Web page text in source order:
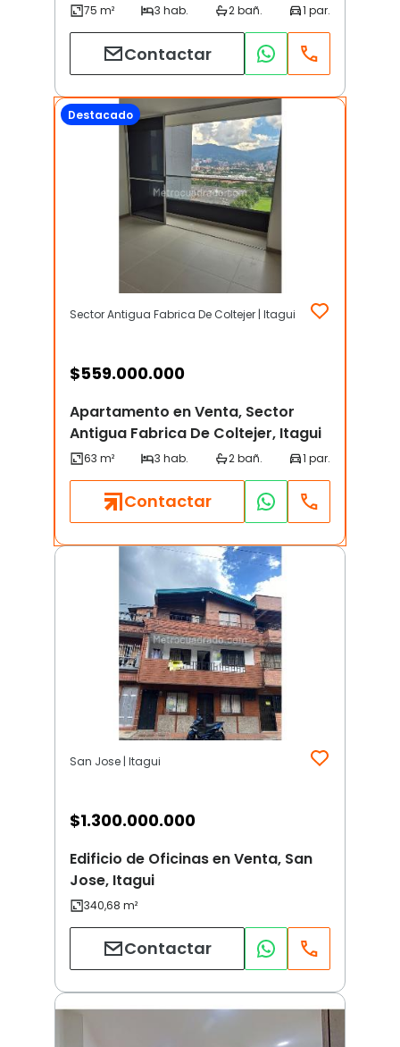
Contactar
Destacado
Sector Antigua Fabrica De Coltejer | Itagui
$559.000.000
Apartamento en Venta, Sector
Antigua Fabrica De Coltejer, Itagui
Contactar
San Jose | Itagui
$1.300.000.000
Edificio de Oficinas en Venta, San
Jose, Itagui
Contactar